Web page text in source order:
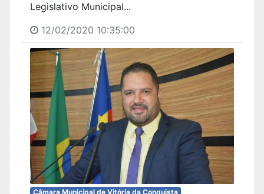
Legislativo Municipal...
12/02/2020 10:35:00
Câmara Municipal de Vitória da Conquista